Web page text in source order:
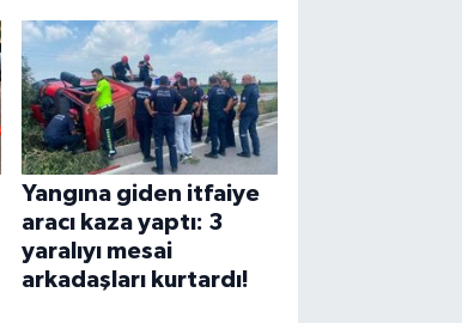
Yangına giden itfaiye
aracı kaza yaptı: 3
yaralıyı mesai
arkadaşları kurtardı!